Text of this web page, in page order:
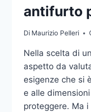
UNA
ECCO
antifurto
Di Maurizio Pelleri
Nella scelta di
aspetto da
esigenze che si
e alle
proteggere. Ma